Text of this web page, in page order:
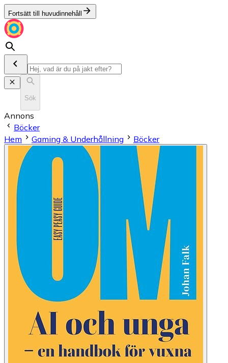
Fortsätt till huvudinnehåll
Sök
Annons
Böcker
Hem
Gaming & Underhållning Böcker